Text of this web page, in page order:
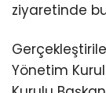
ziyaretinde
Yönetim